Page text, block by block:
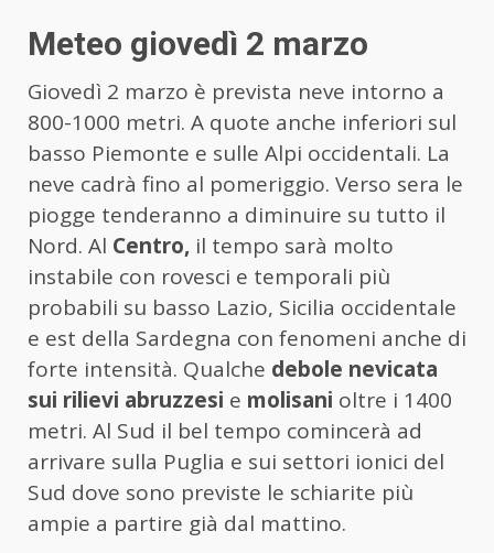
Meteo giovedì 2 marzo
Giovedì 2 marzo è prevista neve intorno a
800-1000 metri. A quote anche inferiori sul
basso Piemonte e sulle Alpi occidentali. La
neve cadrà fino al pomeriggio. Verso sera le
piogge tenderanno a diminuire su tutto il
Nord. Al Centro, il tempo sarà molto
instabile con rovesci e temporali più
probabili su basso Lazio, Sicilia occidentale
e est della Sardegna con fenomeni anche di
forte intensità. Qualche debole nevicata
sui rilievi abruzzesi e molisani oltre i 1400
metri. Al Sud il bel tempo comincerà ad
arrivare sulla Puglia e sui settori ionici del
Sud dove sono previste le schiarite più
ampie a partire già dal mattino.